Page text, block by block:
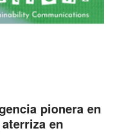
pionera en
en